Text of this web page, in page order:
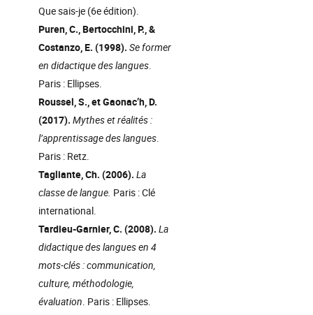
Que sais-je (6e édition).
Puren, C., Bertocchini, P., &
Costanzo, E. (1998). Se former
en didactique des langues.
Paris : Ellipses.
Roussel, S., et Gaonac’h, D.
(2017). Mythes et réalités :
l’apprentissage des langues.
Paris : Retz.
Tagliante, Ch. (2006). La
classe de langue. Paris : Clé
international.
Tardieu-Garnier, C. (2008). La
didactique des langues en 4
mots-clés : communication,
culture, méthodologie,
évaluation. Paris : Ellipses.